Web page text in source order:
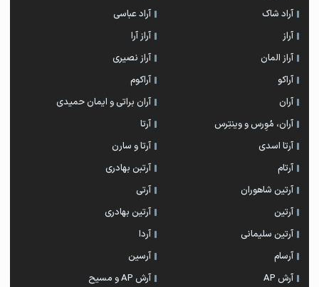
آراد شاک
آراد عباسی
آراز
آراز آرا
آراز المان
آراز نصیری
آراکو
آراکوم
آران
آران براتی و ایمان حمیدی
آران، مُوِرس و وینتِرس
آرتا
آرتا اسدی
آرتا و سارن
آرتام
آرتبن بهادری
آرتين شاهوران
آرتی
آرتین
آرتین بهادری
آرتین سلیمانی
آردا
آرسام
آرسین
آرش AP
آرش AP و مسیح